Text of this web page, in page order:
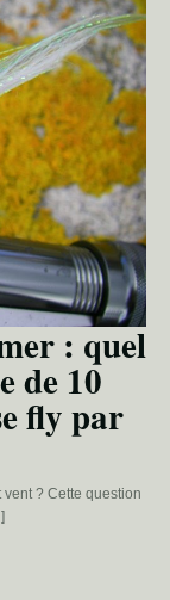
: quel
de 10
fly par
? Cette question